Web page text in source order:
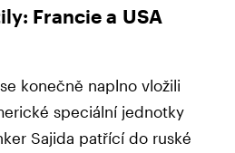
Francie a USA
konečně naplno vložili
speciální jednotky
Sajida patřící do ruské